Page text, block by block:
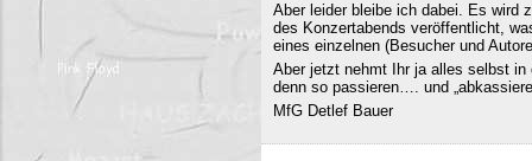
Aber leider bleibe ich dabei. Es wird
des Konzertabends veröffentlicht,
eines einzelnen (Besucher und
Aber jetzt nehmt Ihr ja alles selbst
denn so passieren…. und
MfG Detlef Bauer